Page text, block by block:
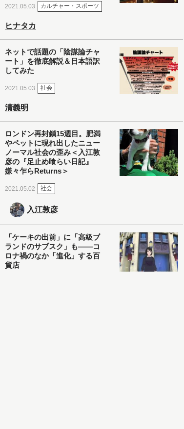
2021.05.03 カルチャー・スポーツ
ヒナタカ
ネットで話題の「陰謀論チャ
ート」を徹底解説＆日本語訳
してみた
2021.05.03 社会
清義明
ロンドン再封鎖15週目。肥満
やペットに現れ出したニュー
ノーマル社会の歪み＜入江敦
彦の『足止め喰らい日記』
嫌々乍らReturns＞
2021.05.02 社会
入江敦彦
「ケーキの出前」に「高級ブ
ランドのサブスク」も――コ
ロナ禍のなか「進化」する百
貨店